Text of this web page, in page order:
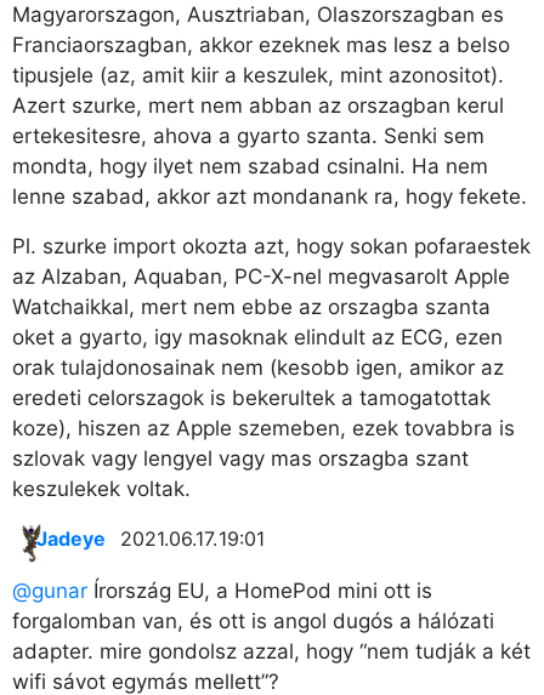
Magyarorszagon, Ausztriaban, Olaszorszagban es
Franciaorszagban, akkor ezeknek mas lesz a belso
tipusjele (az, amit kiir a keszulek, mint azonositot).
Azert szurke, mert nem abban az orszagban kerul
ertekesitesre, ahova a gyarto szanta. Senki sem
mondta, hogy ilyet nem szabad csinalni. Ha nem
lenne szabad, akkor azt mondanank ra, hogy fekete.
Pl. szurke import okozta azt, hogy sokan pofaraestek
az Alzaban, Aquaban, PC-X-nel megvasarolt Apple
Watchaikkal, mert nem ebbe az orszagba szanta
oket a gyarto, igy masoknak elindult az ECG, ezen
orak tulajdonosainak nem (kesobb igen, amikor az
eredeti celorszagok is bekerultek a tamogatottak
koze), hiszen az Apple szemeben, ezek tovabbra is
szlovak vagy lengyel vagy mas orszagba szant
keszulekek voltak.
Jadeye 2021.06.17. 19:01
@gunar Írország EU, a HomePod mini ott is
forgalomban van, és ott is angol dugós a hálózati
adapter. mire gondolsz azzal, hogy “nem tudják a két
wifi sávot egymás mellett”?